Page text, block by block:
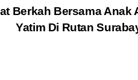
Berkah Bersama Anak
Yatim Di Rutan